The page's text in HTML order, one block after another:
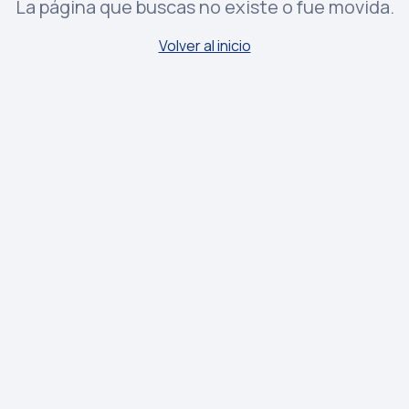
La página que buscas no existe o fue movida.
Volver al inicio